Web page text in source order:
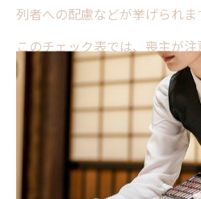
列者への配慮などが挙げられま
このチェック表では、喪主が
的にまとめています。例えば
や、通夜・告別式での挨拶の
への感謝の表し方など、段階
示しています。これにより、
主の役割を果たせるようになり